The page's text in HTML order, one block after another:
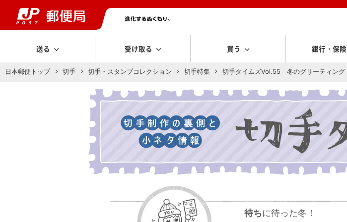
送る 受け取る 買う 銀行・保険
日本郵便トップ 切手 切手・スタンプコレクション 切手特集 切手タイムズVol.55 冬のグリーティング
待ちに待った冬！